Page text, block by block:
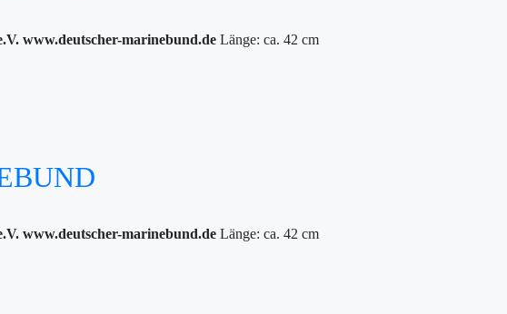
www.deutscher-marinebund.de Länge: ca. 42 cm
www.deutscher-marinebund.de Länge: ca. 42 cm